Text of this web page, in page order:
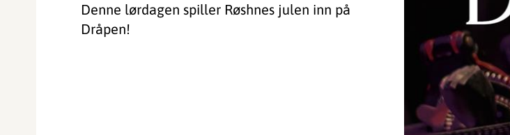
Denne lørdagen spiller Røshnes julen inn på
Dråpen!